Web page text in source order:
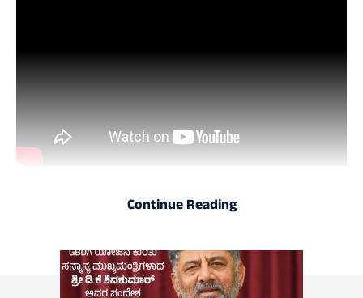
Continue Reading